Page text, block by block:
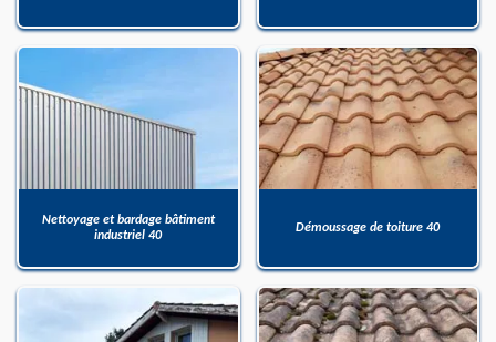
Nettoyage et bardage bâtiment
industriel 40
Démoussage de toiture 40